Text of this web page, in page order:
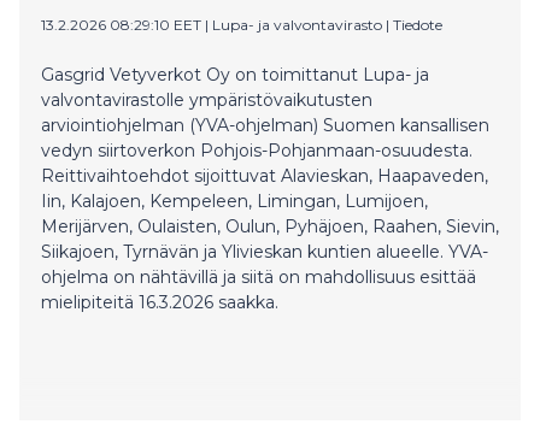
13.2.2026 08:29:10 EET | Lupa- ja valvontavirasto | Tiedote
Gasgrid Vetyverkot Oy on toimittanut Lupa- ja
valvontavirastolle ympäristövaikutusten
arviointiohjelman (YVA-ohjelman) Suomen kansallisen
vedyn siirtoverkon Pohjois-Pohjanmaan-osuudesta.
Reittivaihtoehdot sijoittuvat Alavieskan, Haapaveden,
Iin, Kalajoen, Kempeleen, Limingan, Lumijoen,
Merijärven, Oulaisten, Oulun, Pyhäjoen, Raahen, Sievin,
Siikajoen, Tyrnävän ja Ylivieskan kuntien alueelle. YVA-
ohjelma on nähtävillä ja siitä on mahdollisuus esittää
mielipiteitä 16.3.2026 saakka.